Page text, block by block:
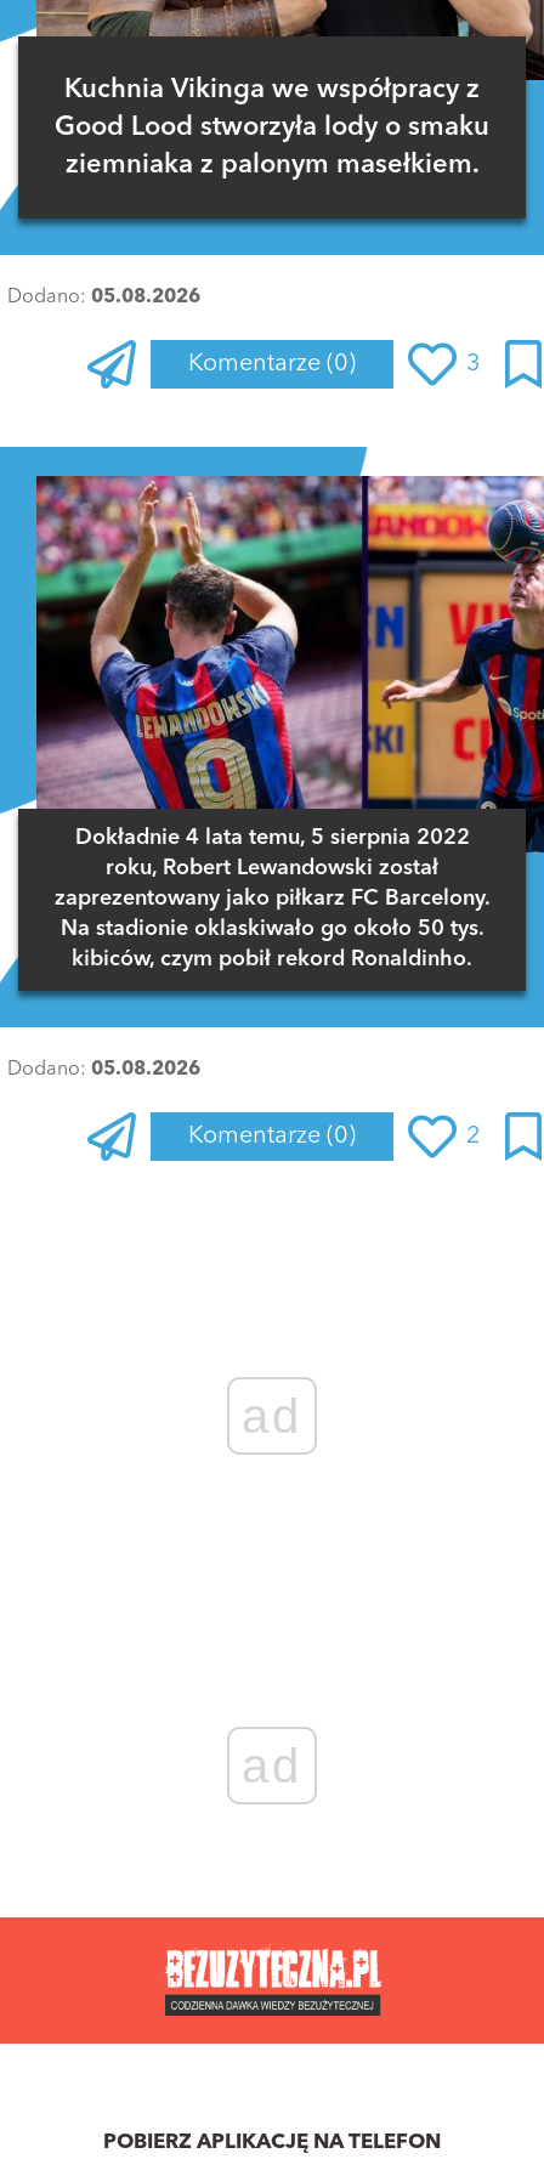
Kuchnia Vikinga we współpracy z
Good Lood stworzyła lody o smaku
ziemniaka z palonym masełkiem.
Dodano: 05.08.2026
Komentarze (0) 3
Dokładnie 4 lata temu, 5 sierpnia 2022
roku, Robert Lewandowski został
zaprezentowany jako piłkarz FC Barcelony.
Na stadionie oklaskiwało go około 50 tys.
kibiców, czym pobił rekord Ronaldinho.
Dodano: 05.08.2026
Komentarze (0) 2
ad
ad
POBIERZ APLIKACJĘ NA TELEFON